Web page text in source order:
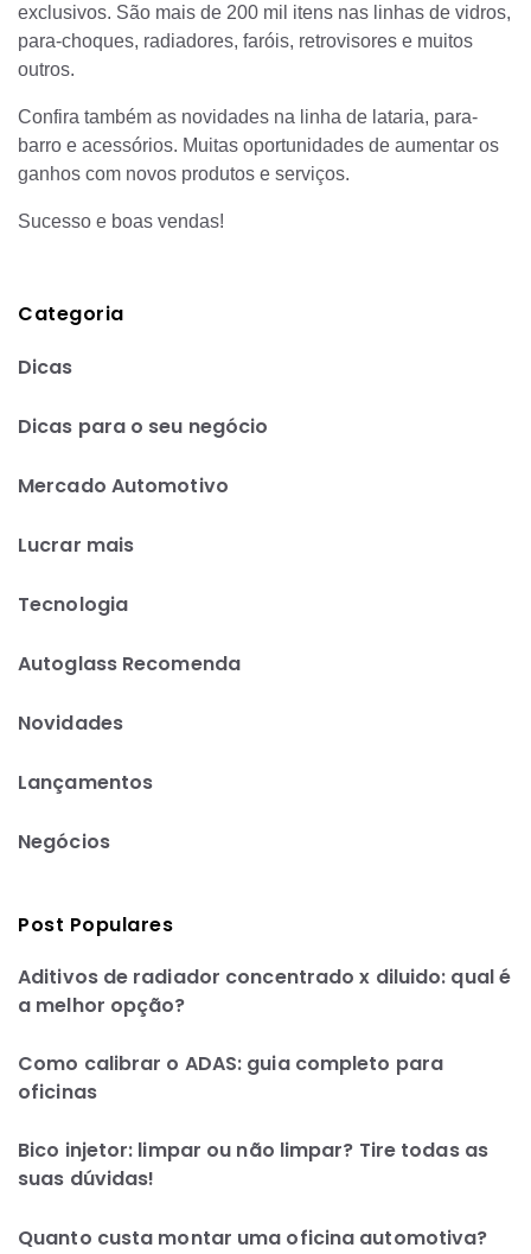
exclusivos. São mais de 200 mil itens nas linhas de vidros,
para-choques, radiadores, faróis, retrovisores e muitos
outros.
Confira também as novidades na linha de lataria, para-
barro e acessórios. Muitas oportunidades de aumentar os
ganhos com novos produtos e serviços.
Sucesso e boas vendas!
Categoria
Dicas
Dicas para o seu negócio
Mercado Automotivo
Lucrar mais
Tecnologia
Autoglass Recomenda
Novidades
Lançamentos
Negócios
Post Populares
Aditivos de radiador concentrado x diluido: qual é
a melhor opção?
Como calibrar o ADAS: guia completo para
oficinas
Bico injetor: limpar ou não limpar? Tire todas as
suas dúvidas!
Quanto custa montar uma oficina automotiva?